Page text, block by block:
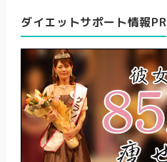
ダイエットサポート情報PR